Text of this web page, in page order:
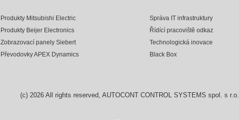
Produkty Mitsubishi Electric
Produkty Beijer Electronics
Zobrazovací panely Siebert
Převodovky APEX Dynamics
Správa IT infrastruktury
Řídící pracoviště odkaz
Technologická inovace
Black Box
(c) 2026All rights reserved, AUTOCONT CONTROL SYSTEMS spol. s r.o.